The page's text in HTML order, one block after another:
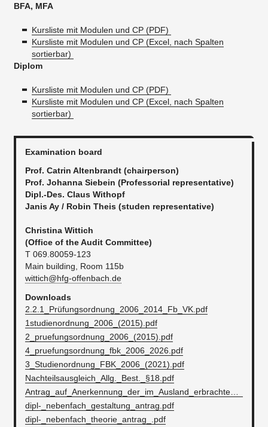
BFA, MFA
Kursliste mit Modulen und CP (PDF)
Kursliste mit Modulen und CP (Excel, nach Spalten
sortierbar)
Diplom
Kursliste mit Modulen und CP (PDF)
Kursliste mit Modulen und CP (Excel, nach Spalten
sortierbar)
Examination board
​Prof. Catrin Altenbrandt (chairperson)
Prof. Johanna Siebein (Professorial representative)
Dipl.-Des. Claus Withopf
Janis Ay / Robin Theis (studen representative)
Christina Wittich
​(Office of the Audit Committee)
T 069.80059-123
Main building, Room 115b
wittich@hfg-offenbach.de
Downloads
2.2.1_Prüfungsordnung_2006_2014_Fb_VK.pdf
1studienordnung_2006_(2015).pdf
2_pruefungsordnung_2006_(2015).pdf
4_pruefungsordnung_fbk_2006_2026.pdf
3_Studienordnung_FBK_2006_(2021).pdf
Nachteilsausgleich_Allg._Best._§18.pdf
Antrag_auf_Anerkennung_der_im_Ausland_erbrachten_Studienleistungen_2.pdf
dipl-_nebenfach_gestaltung_antrag.pdf
dipl-_nebenfach_theorie_antrag_.pdf